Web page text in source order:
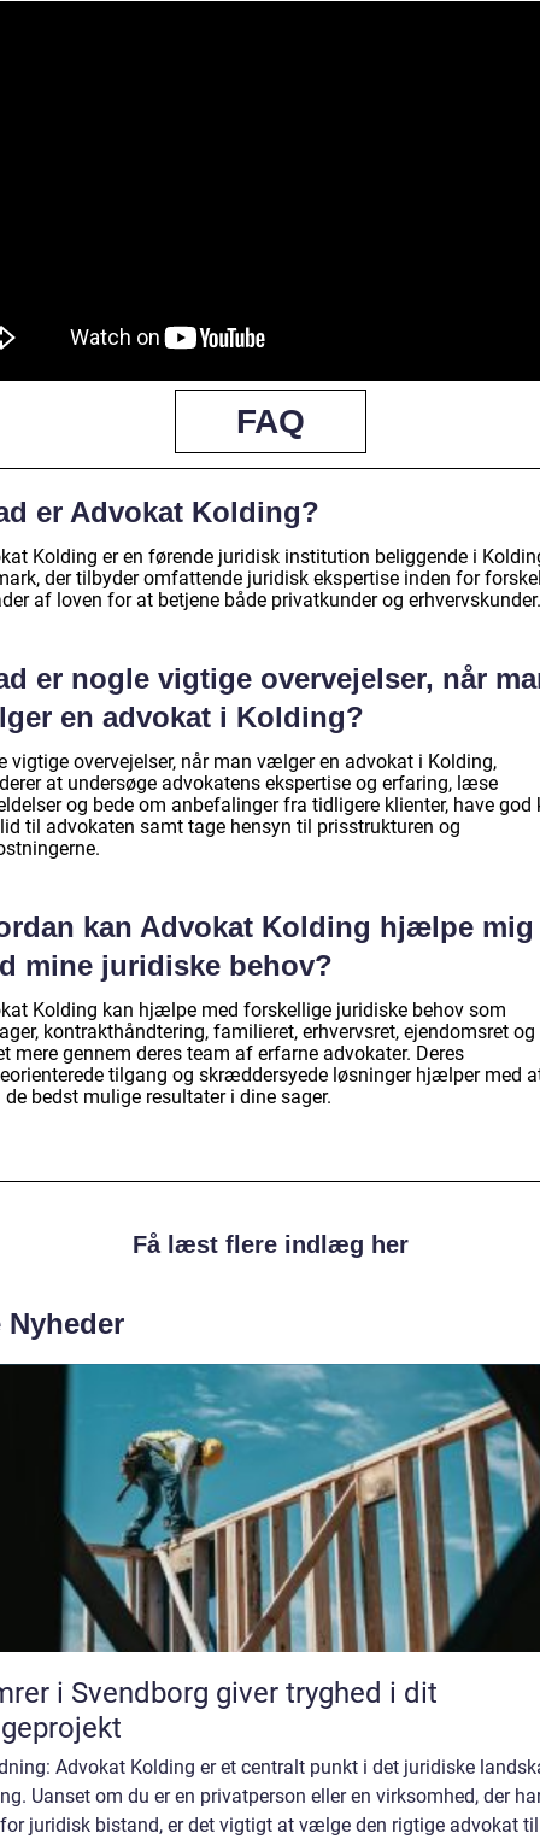
FAQ
er Advokat Kolding?
Kolding er en førende juridisk institution beliggende i
der tilbyder omfattende juridisk ekspertise inden for
af loven for at betjene både privatkunder og erhvervskunder.
er nogle vigtige overvejelser, når
en advokat i Kolding?
vigtige overvejelser, når man vælger en advokat i Kolding,
at undersøge advokatens ekspertise og erfaring, læse
og bede om anbefalinger fra tidligere klienter, have god
til advokaten samt tage hensyn til prisstrukturen og
kan Advokat Kolding hjælpe mig
mine juridiske behov?
Kolding kan hjælpe med forskellige juridiske behov som
kontrakthåndtering, familieret, erhvervsret, ejendomsret og
mere gennem deres team af erfarne advokater. Deres
tilgang og skræddersyede løsninger hjælper med
de bedst mulige resultater i dine sager.
Få læst flere indlæg her
Nyheder
i Svendborg giver tryghed i dit
Advokat Kolding er et centralt punkt i det juridiske
Uanset om du er en privatperson eller en virksomhed, der
juridisk bistand, er det vigtigt at vælge den rigtige advokat